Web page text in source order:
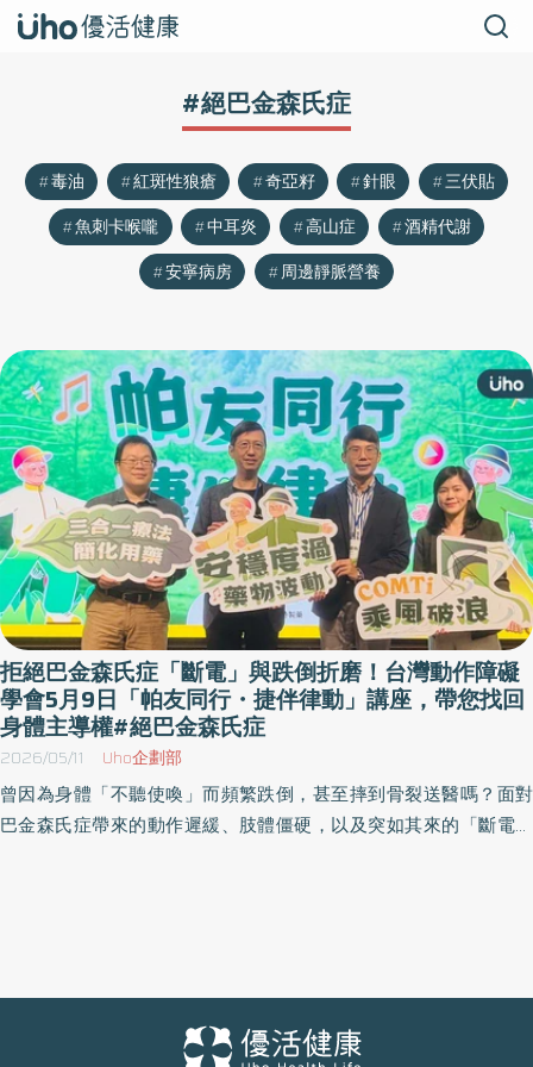
#絕巴金森氏症
毒油 紅斑性狼瘡 奇亞籽 針眼
三伏貼
魚刺卡喉嚨
中耳炎 高山症
酒精代謝
安寧病房
周邊靜脈營養
拒絕巴金森氏症「斷電」與跌倒折磨！台灣動作障礙
學會5月9日「帕友同行・捷伴律動」講座，帶您找回
身體主導權#絕巴金森氏症
2026/05/11 Uho企劃部
曾因為身體「不聽使喚」而頻繁跌倒，甚至摔到骨裂送醫嗎？面對
巴金森氏症帶來的動作遲緩、肢體僵硬，以及突如其來的「斷電」
理事長葉篤學親自主持開場，並於活動尾聲帶領病友進行分享與互